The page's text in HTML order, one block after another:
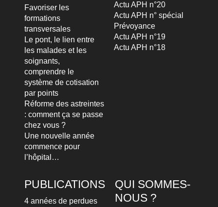
Favoriser les
formations
transversales
Le pont, le lien entre
les malades et les
soignants,
comprendre le
système de cotisation
par points
Réforme des astreintes
: comment ça se passe
chez vous ?
Une nouvelle année
commence pour
l’hôpital…
Actu APH n°20
Actu APH n° spécial
Prévoyance
Actu APH n°19
Actu APH n°18
PUBLICATIONS
4 années de perdues
QUI SOMMES-
NOUS ?